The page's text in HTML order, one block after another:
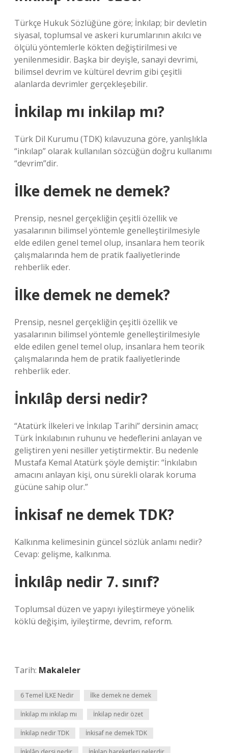
Türkçe Hukuk Sözlüğüne göre; İnkılap; bir devletin
siyasal, toplumsal ve askeri kurumlarının akılcı ve
ölçülü yöntemlerle kökten değiştirilmesi ve
yenilenmesidir. Başka bir deyişle, sanayi devrimi,
bilimsel devrim ve kültürel devrim gibi çeşitli
alanlarda devrimler gerçekleşebilir.
İnkilap mı inkilap mı?
Türk Dil Kurumu (TDK) kılavuzuna göre, yanlışlıkla
“inkılap” olarak kullanılan sözcüğün doğru kullanımı
“devrim”dir.
İlke demek ne demek?
Prensip, nesnel gerçekliğin çeşitli özellik ve
yasalarının bilimsel yöntemle genelleştirilmesiyle
elde edilen genel temel olup, insanlara hem teorik
çalışmalarında hem de pratik faaliyetlerinde
rehberlik eder.
İlke demek ne demek?
Prensip, nesnel gerçekliğin çeşitli özellik ve
yasalarının bilimsel yöntemle genelleştirilmesiyle
elde edilen genel temel olup, insanlara hem teorik
çalışmalarında hem de pratik faaliyetlerinde
rehberlik eder.
İnkılâp dersi nedir?
“Atatürk İlkeleri ve İnkılap Tarihi” dersinin amacı;
Türk İnkılabının ruhunu ve hedeflerini anlayan ve
geliştiren yeni nesiller yetiştirmektir. Bu nedenle
Mustafa Kemal Atatürk şöyle demiştir: “İnkılabın
amacını anlayan kişi, onu sürekli olarak koruma
gücüne sahip olur.”
İnkisaf ne demek TDK?
Kalkınma kelimesinin güncel sözlük anlamı nedir?
Cevap: gelişme, kalkınma.
İnkılâp nedir 7. sınıf?
Toplumsal düzen ve yapıyı iyileştirmeye yönelik
köklü değişim, iyileştirme, devrim, reform.
Tarih: Makaleler
6 Temel İLKE Nedir İlke demek ne demek
İnkilap mı inkilap mı İnkilap nedir özet
İnkilap nedir TDK İnkisaf ne demek TDK